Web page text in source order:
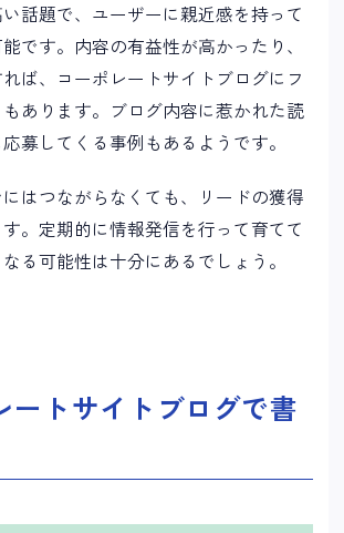
話題で、ユーザーに親近感を持って
です。内容の有益性が高かったり、
ば、コーポレートサイトブログにフ
あります。ブログ内容に惹かれた読
募してくる事例もあるようです。
はつながらなくても、リードの獲得
。定期的に情報発信を行って育てて
る可能性は十分にあるでしょう。
ートサイトブログで書